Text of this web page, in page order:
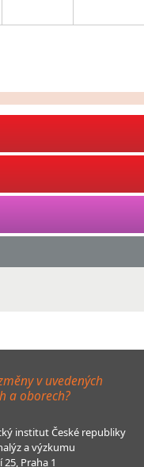
v uvedených
a oborech?
institut České republiky
a výzkumu
Praha 1